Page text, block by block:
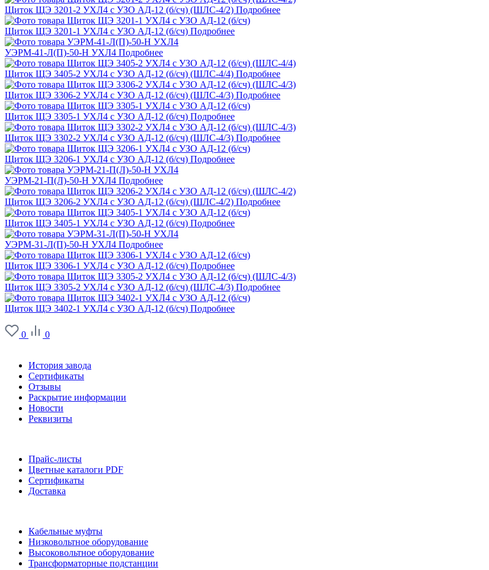
Щиток ЩЭ 3201-2 УХЛ4 с УЗО АД-12 (б/сч) (ШЛС-4/2) Подробнее
Щиток ЩЭ 3201-1 УХЛ4 с УЗО АД-12 (б/сч) Подробнее
УЭРМ-41-Л(П)-50-Н УХЛ4 Подробнее
Щиток ЩЭ 3405-2 УХЛ4 с УЗО АД-12 (б/сч) (ШЛС-4/4) Подробнее
Щиток ЩЭ 3306-2 УХЛ4 с УЗО АД-12 (б/сч) (ШЛС-4/3) Подробнее
Щиток ЩЭ 3305-1 УХЛ4 с УЗО АД-12 (б/сч) Подробнее
Щиток ЩЭ 3302-2 УХЛ4 с УЗО АД-12 (б/сч) (ШЛС-4/3) Подробнее
Щиток ЩЭ 3206-1 УХЛ4 с УЗО АД-12 (б/сч) Подробнее
УЭРМ-21-П(Л)-50-Н УХЛ4 Подробнее
Щиток ЩЭ 3206-2 УХЛ4 с УЗО АД-12 (б/сч) (ШЛС-4/2) Подробнее
Щиток ЩЭ 3405-1 УХЛ4 с УЗО АД-12 (б/сч) Подробнее
УЭРМ-31-Л(П)-50-Н УХЛ4 Подробнее
Щиток ЩЭ 3306-1 УХЛ4 с УЗО АД-12 (б/сч) Подробнее
Щиток ЩЭ 3305-2 УХЛ4 с УЗО АД-12 (б/сч) (ШЛС-4/3) Подробнее
Щиток ЩЭ 3402-1 УХЛ4 с УЗО АД-12 (б/сч) Подробнее
0
0
История завода
Сертификаты
Отзывы
Раскрытие информации
Новости
Реквизиты
Прайс-листы
Цветные каталоги PDF
Сертификаты
Доставка
Кабельные муфты
Низковольтное оборудование
Высоковольтное оборудование
Трансформаторные подстанции